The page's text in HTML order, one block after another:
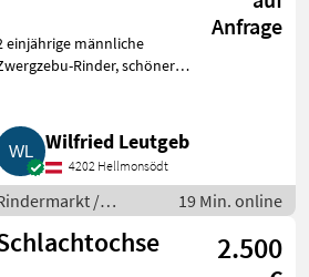
Anfrage
einjährige männliche
Rinder, schöner
haben, sehr genügsam, fressen
alles, Gras und Heu,
sogar
Wilfried Leutgeb
4202 Hellmonsödt
/
19 Min. online
2.500